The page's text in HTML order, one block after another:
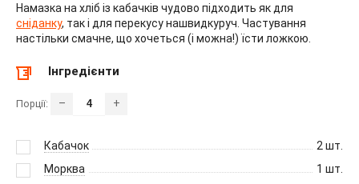
Намазка на хліб із кабачків чудово підходить як для
сніданку, так і для перекусу нашвидкуруч. Частування
настільки смачне, що хочеться (і можна!) їсти ложкою.
Інгредієнти
Порції: – +
Кабачок 2 шт.
Морква
1 шт.